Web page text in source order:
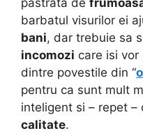
pastrata de
barbatul visurilor ei
bani, dar trebuie sa
incomozi care isi
dintre povestile din “
pentru ca sunt mult
inteligent si – repet –
calitate.